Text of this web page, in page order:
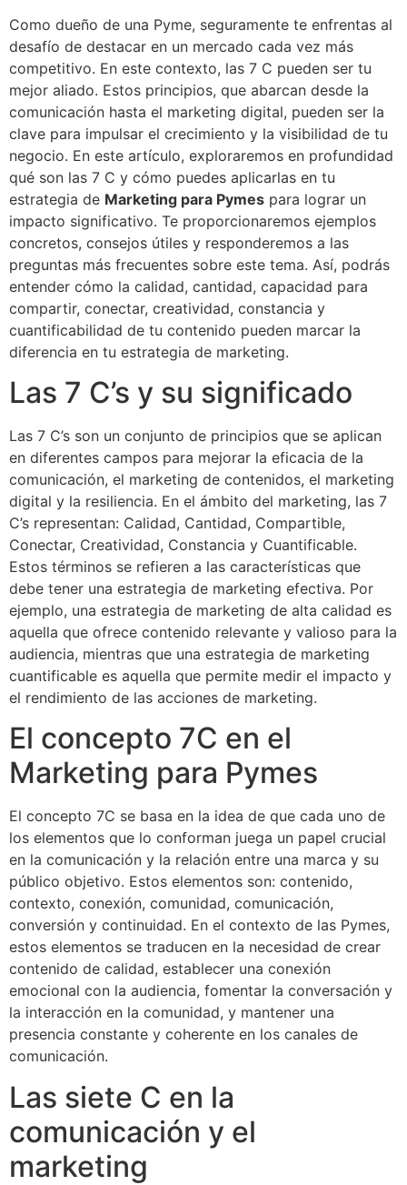
Como dueño de una Pyme, seguramente te enfrentas al
desafío de destacar en un mercado cada vez más
competitivo. En este contexto, las 7 C pueden ser tu
mejor aliado. Estos principios, que abarcan desde la
comunicación hasta el marketing digital, pueden ser la
clave para impulsar el crecimiento y la visibilidad de tu
negocio. En este artículo, exploraremos en profundidad
qué son las 7 C y cómo puedes aplicarlas en tu
estrategia de Marketing para Pymes para lograr un
impacto significativo. Te proporcionaremos ejemplos
concretos, consejos útiles y responderemos a las
preguntas más frecuentes sobre este tema. Así, podrás
entender cómo la calidad, cantidad, capacidad para
compartir, conectar, creatividad, constancia y
cuantificabilidad de tu contenido pueden marcar la
diferencia en tu estrategia de marketing.
Las 7 C’s y su significado
Las 7 C’s son un conjunto de principios que se aplican
en diferentes campos para mejorar la eficacia de la
comunicación, el marketing de contenidos, el marketing
digital y la resiliencia. En el ámbito del marketing, las 7
C’s representan: Calidad, Cantidad, Compartible,
Conectar, Creatividad, Constancia y Cuantificable.
Estos términos se refieren a las características que
debe tener una estrategia de marketing efectiva. Por
ejemplo, una estrategia de marketing de alta calidad es
aquella que ofrece contenido relevante y valioso para la
audiencia, mientras que una estrategia de marketing
cuantificable es aquella que permite medir el impacto y
el rendimiento de las acciones de marketing.
El concepto 7C en el
Marketing para Pymes
El concepto 7C se basa en la idea de que cada uno de
los elementos que lo conforman juega un papel crucial
en la comunicación y la relación entre una marca y su
público objetivo. Estos elementos son: contenido,
contexto, conexión, comunidad, comunicación,
conversión y continuidad. En el contexto de las Pymes,
estos elementos se traducen en la necesidad de crear
contenido de calidad, establecer una conexión
emocional con la audiencia, fomentar la conversación y
la interacción en la comunidad, y mantener una
presencia constante y coherente en los canales de
comunicación.
Las siete C en la
comunicación y el
marketing